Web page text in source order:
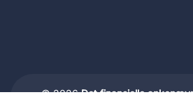
© 2026Det finansielle